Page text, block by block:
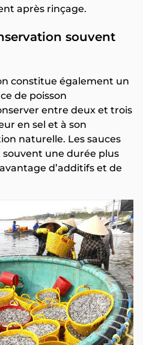
après rinçage.
souvent
constitue également un
de poisson
entre deux et trois
en sel et à son
naturelle. Les sauces
une durée plus
d’additifs et de